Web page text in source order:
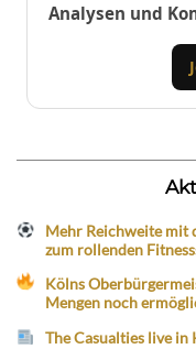
Analysen und
Mehr Reichweite mit
zum rollenden
Kölns
Mengen noch
The Casualties live in